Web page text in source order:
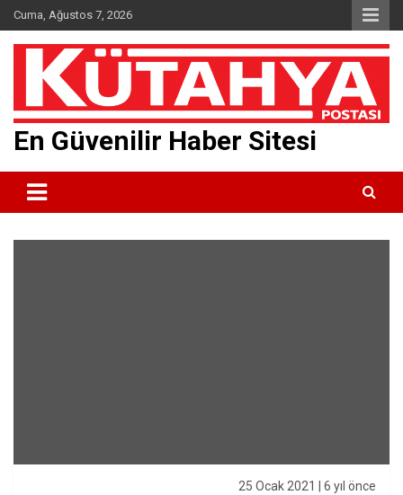
Skip
to
content
Cuma, Ağustos 7, 2026
En Güvenilir Haber Sitesi
25 Ocak 2021 | 6 yıl önce